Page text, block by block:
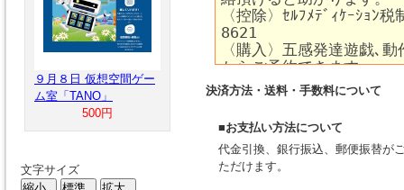
決済方法・送料・手数料について
■お支払い方法について
代金引換、銀行振込、郵便振替が
ただけます。
９月８日 仮想空間ゲー
ム室「TANO」
500円
文字サイズ